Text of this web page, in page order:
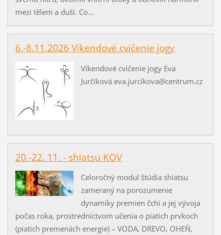
mezi tělem a duší. Co...
6.-8.11.2026 Víkendové cvičenie jogy
Víkendové cvičenie jogy Eva
Jurčíková eva.jurcikova@centrum.cz
20.-22. 11. - shiatsu KOV
Celoročný modul štúdia shiatsu
zameraný na porozumenie
dynamiky premien čchi a jej vývoja
počas roka, prostredníctvom učenia o piatich prvkoch
(piatich premenách energie) – VODA, DREVO, OHEŇ,